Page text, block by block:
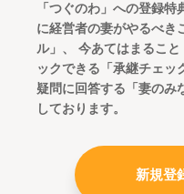
「つぐのわ」への登録
に経営者の妻がやるべき
ル」、
今あてはまるこ
ックできる「承継チェッ
疑問に回答する「妻のみ
しております。
新規登